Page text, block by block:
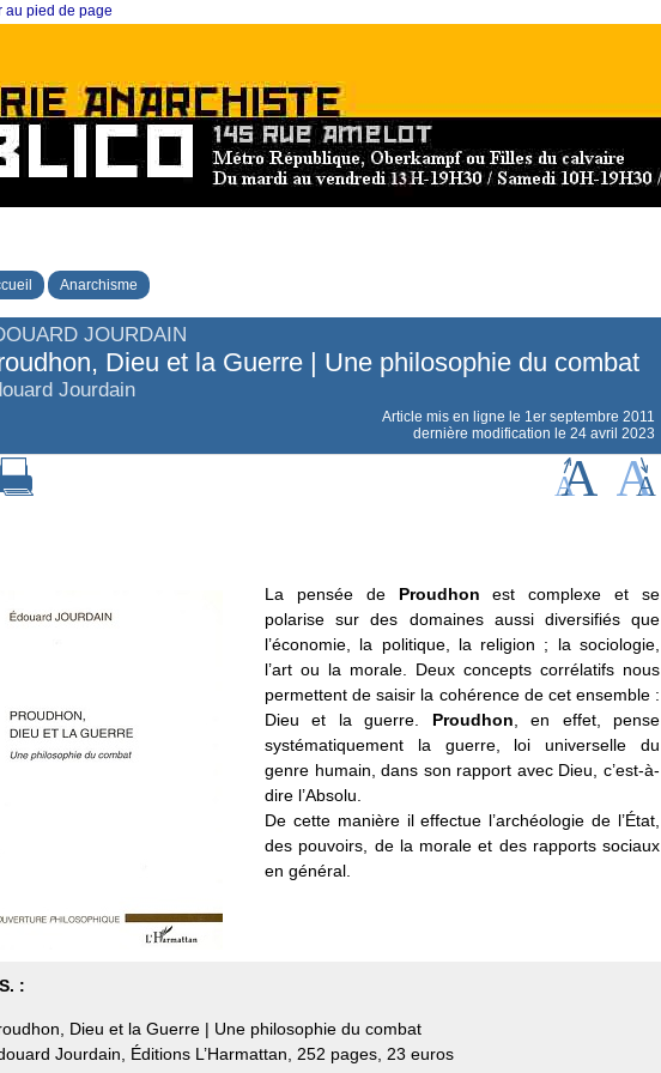
au pied de page
Anarchisme
JOURDAIN
Dieu et la Guerre | Une philosophie du combat
Jourdain
Article mis en ligne le 1er septembre 2011
dernière modification le 24 avril 2023
La pensée de Proudhon est complexe et se
polarise sur des domaines aussi diversifiés que
l’économie, la politique, la religion ; la sociologie,
l’art ou la morale. Deux concepts corrélatifs nous
permettent de saisir la cohérence de cet ensemble :
Dieu et la guerre. Proudhon, en effet, pense
systématiquement la guerre, loi universelle du
genre humain, dans son rapport avec Dieu, c’est-à-
dire l’Absolu.
De cette manière il effectue l’archéologie de l’État,
des pouvoirs, de la morale et des rapports sociaux
en général.
:
Dieu et la Guerre | Une philosophie du combat
Jourdain, Éditions L’Harmattan, 252 pages, 23 euros